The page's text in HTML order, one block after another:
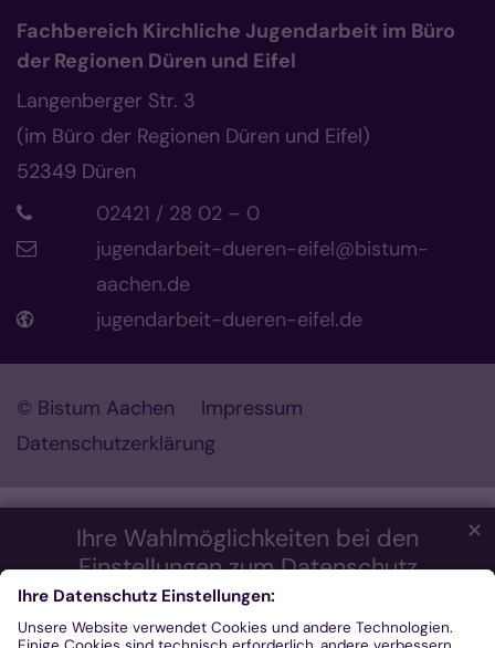
Ihre Wahlmöglichkeiten bei den
Einstellungen zum Datenschutz
Wir möchten Ihnen ein optimales Webseiten-Erlebnis bieten.
Dazu verwenden wir Cookies, die für das Funktionieren unserer
✕
Fachbereich Kirchliche Jugendarbeit im Büro
der Regionen Düren und Eifel
Langenberger Str. 3
(im Büro der Regionen Düren und Eifel)
52349 Düren
02421 / 28 02 – 0
jugendarbeit-dueren-eifel@bistum-
aachen.de
jugendarbeit-dueren-eifel.de
© Bistum Aachen
Impressum
Datenschutzerklärung